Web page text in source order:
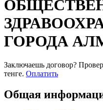
ГОРОДА
Заключаешь договор?
тенге. Оплатить
Общая